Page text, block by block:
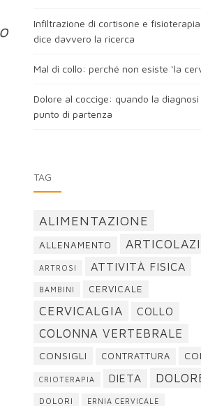
Infiltrazione di cortisone e
dice davvero la ricerca
Mal di collo: perché non esiste ‘la
Dolore al coccige: quando la diagnosi
punto di partenza
TAG
ALIMENTAZIONE
ALLENAMENTO
ARTROSI ATTIVITÀ FISICA
BAMBINI CERVICALE
CERVICALGIA COLLO
COLONNA VERTEBRALE
CONSIGLI CONTRATTURA
CRIOTERAPIA DIETA
DOLORI ERNIA CERVICALE